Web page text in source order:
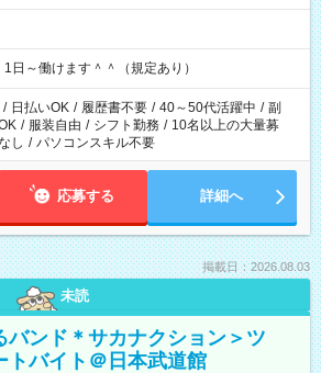
～働けます＾＾（規定あり）
/ 日払いOK / 履歴書不要 / 40～50代活躍中 / 副
/ 服装自由 / シフト勤務 / 10名以上の大量募
し / パソコンスキル不要
応募する 詳細へ
掲載日：2026.08.03
未読
バンド＊サカナクション＞ツ
トバイト＠日本武道館